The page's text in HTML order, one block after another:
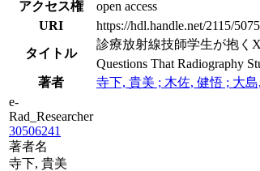
アクセス権
open access
URI
https://hdl.handle.net/2115/
タイトル
診療放射線技師学生が抱く
Questions That Radiography
著者
寺下, 貴美 ; 木佐, 健悟 ; 大
e-
Rad_Researcher
30506241
著者名
寺下, 貴美